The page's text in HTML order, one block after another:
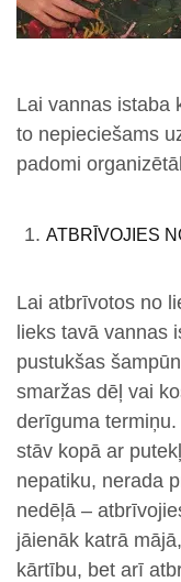
Lai vannas istaba
to nepieciešams
padomi
ATBRĪVOJIES
Lai atbrīvotos no
lieks tavā vannas
pustukšas
smaržas dēļ vai
derīguma
stāv kopā ar
nepatiku, nerada
nedēļā –
jāienāk katrā
kārtību, bet arī